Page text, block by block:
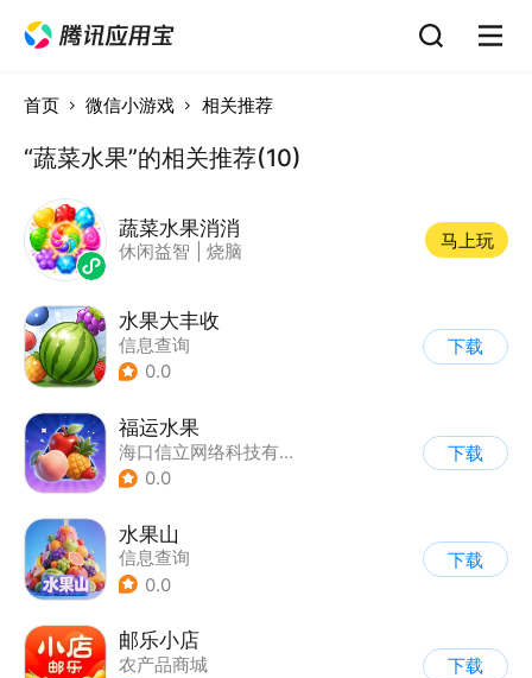
首页 微信小游戏 相关推荐
“蔬菜水果”的相关推荐(10)
蔬菜水果消消
休闲益智 烧脑
马上玩
水果大丰收
信息查询
0.0
下载
福运水果
海口信立网络科技有限公司
0.0
下载
水果山
信息查询
0.0
下载
邮乐小店
农产品商城
下载